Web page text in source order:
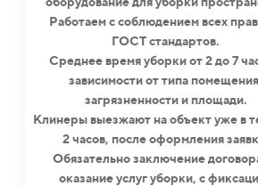
Работаем с соблюдением всех
ГОСТ стандартов.
Среднее время уборки от 2 до 7
зависимости от типа
загрязненности и площади.
Клинеры выезжают на объект уже в
2 часов, после оформления
Обязательно заключение
оказание услуг уборки, с